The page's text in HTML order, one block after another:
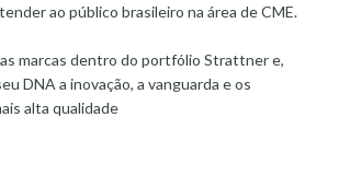
ao público brasileiro na área de CME.
marcas dentro do portfólio Strattnere,
DNA a inovação, a vanguarda e os
alta qualidade